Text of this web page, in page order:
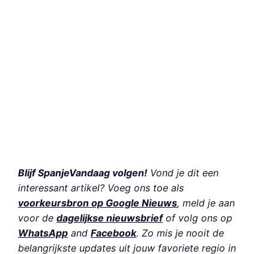
Blijf SpanjeVandaag volgen! Vond je dit een
interessant artikel? Voeg ons toe als
voorkeursbron op Google Nieuws, meld je aan
voor de dagelijkse nieuwsbriefof volg ons op
WhatsApp and Facebook. Zo mis je nooit de
belangrijkste updates uit jouw favoriete regio in